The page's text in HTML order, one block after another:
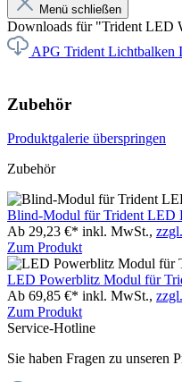
Menü schließen
Downloads für "Trident LED
APG Trident Lichtbalken
Zubehör
Produktgalerie überspringen
Zubehör
Blind-Modul für Trident LED
Ab 29,23 €* inkl. MwSt.,
Zum Produkt
LED Powerblitz Modul für
Ab 69,85 €* inkl. MwSt.,
Zum Produkt
Service-Hotline
Sie haben Fragen zu unseren